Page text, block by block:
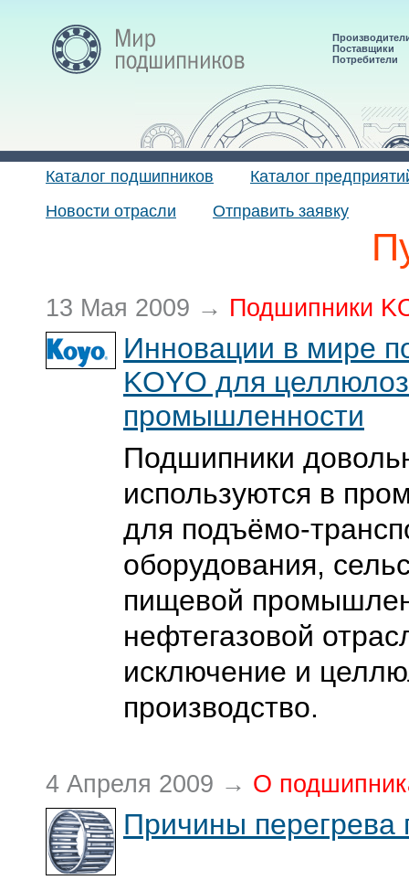
Поставщики
Потребители
Каталог подшипников
Каталог
Новости отрасли
Отправить заявку
13 Мая 2009 → Подшипники
Инновации в мире
KOYO для
промышленности
Подшипники
используются в
для подъёмо-
оборудования,
пищевой
нефтегазовой
исключение и
производство.
4 Апреля 2009 → О
Причины перегрева